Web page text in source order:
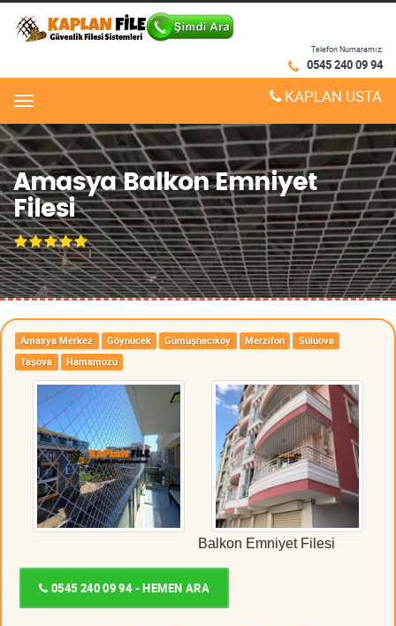
Telefon Numaramız:
0545 240 09 94
Menu KAPLAN USTA
Amasya Balkon Emniyet
Filesi
Amasya Merkez Göynücek Gümüşhacıköy Merzifon
Suluova
Taşova
Hamamözü
Balkon Emniyet Filesi
0545 240 09 94 - HEMEN ARA